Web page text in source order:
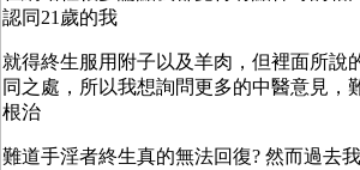
認同21歲的我
就得終生服用附子以及羊肉，但裡面所說
同之處，所以我想詢問更多的中醫意見，
根治
難道手淫者終生真的無法回復? 然而過去